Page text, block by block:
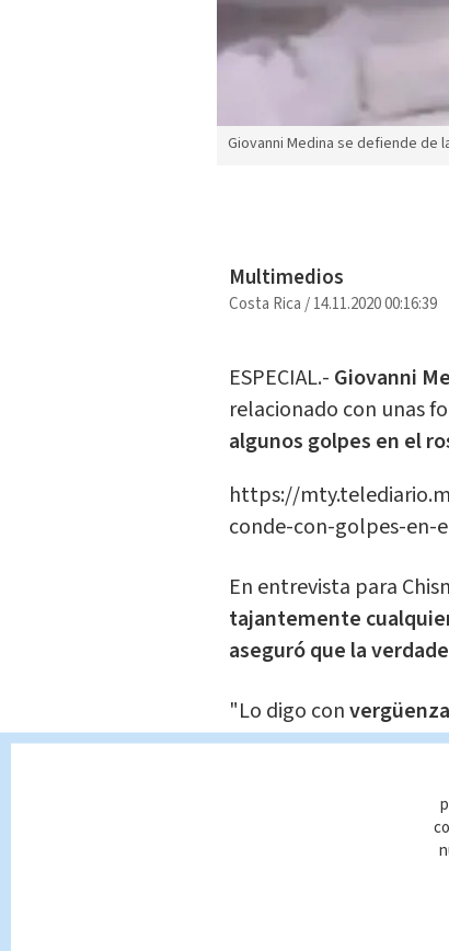
Giovanni Medina se defiende de
Multimedios
Costa Rica/14.11.2020 00:16:39
ESPECIAL.- Giovanni
relacionado con unas
algunos golpes en el
https://
conde-con-golpes-en-
En entrevista para
tajantemente
aseguró que la
"Lo digo con
(Ninel) es muy
empleados de la
físicas por parte de